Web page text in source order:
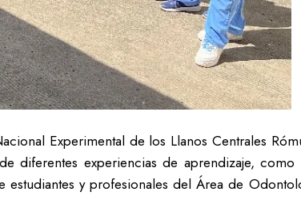
Experimental de los Llanos Centrales
diferentes experiencias de aprendizaje,
y profesionales del Área de